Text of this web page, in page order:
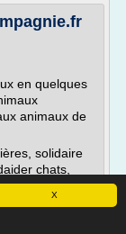
X
en quelques
animaux de
solidaire
chats,